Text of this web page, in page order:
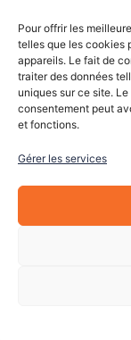
Pour offrir les
telles que les cookies
appareils. Le fait de
traiter des données
uniques sur ce site.
consentement peut
et fonctions.
Gérer les services
Mon compte
Mes commandes
Mes adresses
Mon panier
Informations
À Propos de nous
Blog
Mentions légales
©